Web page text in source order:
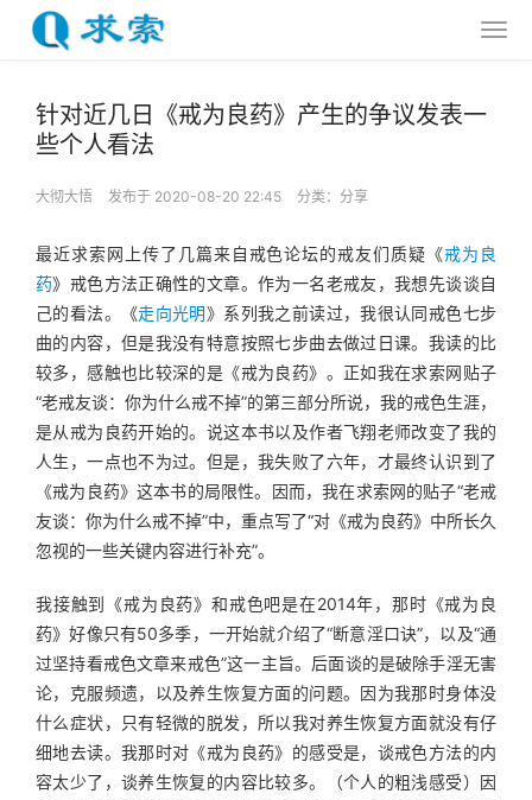
针对近几日《戒为良药》产生的争议发表一
些个人看法
大彻大悟 发布于 2020-08-20 22:45 分类： 分享
最近求索网上传了几篇来自戒色论坛的戒友们质疑《戒为良
药》戒色方法正确性的文章。作为一名老戒友，我想先谈谈自
己的看法。《走向光明》系列我之前读过，我很认同戒色七步
曲的内容，但是我没有特意按照七步曲去做过日课。我读的比
较多，感触也比较深的是《戒为良药》。正如我在求索网贴子
“老戒友谈：你为什么戒不掉”的第三部分所说，我的戒色生涯，
是从戒为良药开始的。说这本书以及作者飞翔老师改变了我的
人生，一点也不为过。但是，我失败了六年，才最终认识到了
《戒为良药》这本书的局限性。因而，我在求索网的贴子“老戒
友谈：你为什么戒不掉”中，重点写了“对《戒为良药》中所长久
忽视的一些关键内容进行补充”。
我接触到《戒为良药》和戒色吧是在2014年，那时《戒为良
药》好像只有50多季，一开始就介绍了“断意淫口诀”，以及“通
过坚持看戒色文章来戒色”这一主旨。后面谈的是破除手淫无害
论，克服频遗，以及养生恢复方面的问题。因为我那时身体没
什么症状，只有轻微的脱发，所以我对养生恢复方面就没有仔
细地去读。我那时对《戒为良药》的感受是，谈戒色方法的内
容太少了，谈养生恢复的内容比较多。（个人的粗浅感受）因